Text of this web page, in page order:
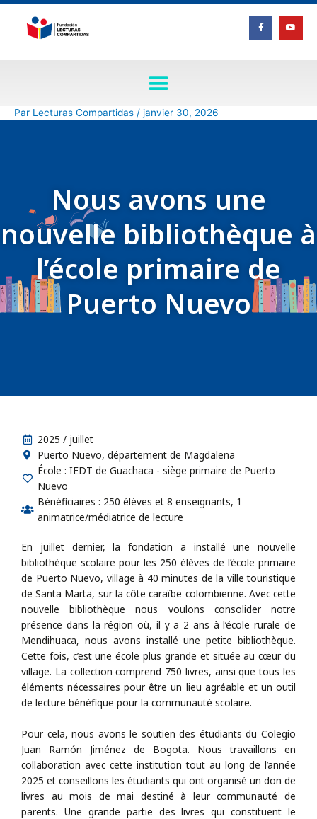
Aller
contenu
F
a
Y
o
Par Lecturas Compartidas / janvier 30, 2026
Nous avons une
nouvelle bibliothèque à
l’école primaire de
Puerto Nuevo
2025 / juillet
Puerto Nuevo, département de Magdalena
École : IEDT de Guachaca - siège primaire de Puerto
Nuevo
Bénéficiaires : 250 élèves et 8 enseignants, 1
animatrice/médiatrice de lecture
En juillet dernier, la fondation a installé une nouvelle
bibliothèque scolaire pour les 250 élèves de l’école primaire
de Puerto Nuevo, village à 40 minutes de la ville touristique
de Santa Marta, sur la côte caraïbe colombienne. Avec cette
nouvelle bibliothèque nous voulons consolider notre
présence dans la région où, il y a 2 ans à l’école rurale de
Mendihuaca, nous avons installé une petite bibliothèque.
Cette fois, c’est une école plus grande et située au cœur du
village. La collection comprend 750 livres, ainsi que tous les
éléments nécessaires pour être un lieu agréable et un outil
de lecture bénéfique pour la communauté scolaire.
Pour cela, nous avons le soutien des étudiants du Colegio
Juan Ramón Jiménez de Bogota. Nous travaillons en
collaboration avec cette institution tout au long de l’année
2025 et conseillons les étudiants qui ont organisé un don de
livres au mois de mai destiné à leur communauté de
parents. Une grande partie des livres qui constituent le